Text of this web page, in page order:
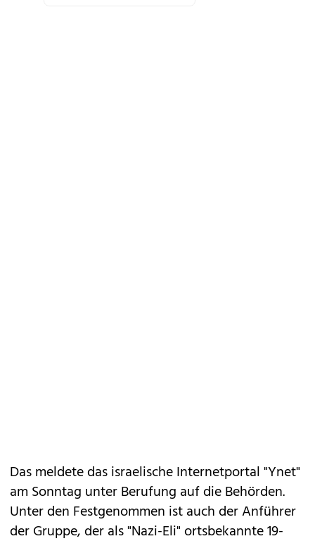
Das meldete das israelische Internetportal "Ynet"
am Sonntag unter Berufung auf die Behörden.
Unter den Festgenommen ist auch der Anführer
der Gruppe, der als "Nazi-Eli" ortsbekannte 19-